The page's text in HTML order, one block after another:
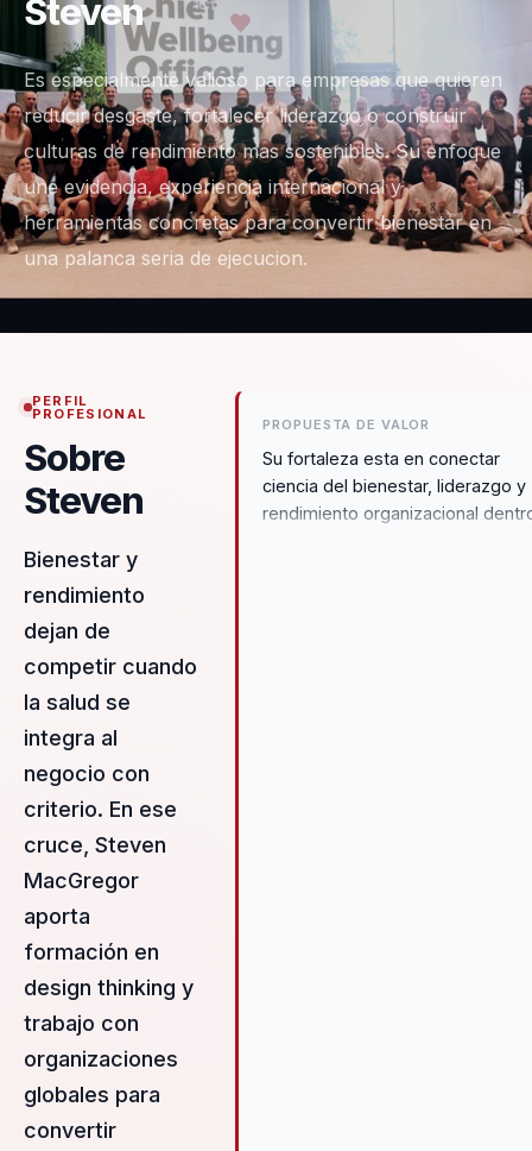
Steven
Es especialmente valioso para empresas que quieren
reducir desgaste, fortalecer liderazgo o construir
culturas de rendimiento mas sostenibles. Su enfoque
une evidencia, experiencia internacional y
herramientas concretas para convertir bienestar en
una palanca seria de ejecucion.
PERFIL
PROFESIONAL
Sobre
Steven
Bienestar y
rendimiento
dejan de
competir cuando
la salud se
integra al
negocio con
criterio. En ese
cruce, Steven
MacGregor
aporta
formación en
design thinking y
trabajo con
organizaciones
globales para
convertir
PROPUESTA DE VALOR
Su fortaleza esta en conectar
ciencia del bienestar, liderazgo y
rendimiento organizacional